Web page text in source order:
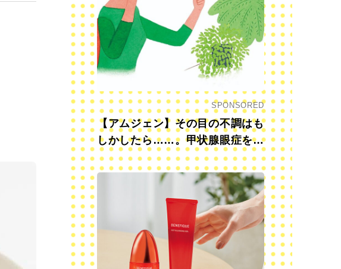
SPONSORED
【アムジェン】その目の不調はも
しかしたら……。甲状腺眼症を知
っていますか？